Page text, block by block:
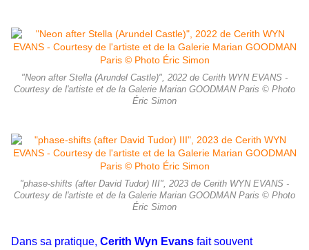
"Neon after Stella (Arundel Castle)", 2022 de Cerith WYN EVANS -
Courtesy de l'artiste et de la Galerie Marian GOODMAN Paris © Photo
Éric Simon
"phase-shifts (after David Tudor) III", 2023 de Cerith WYN EVANS -
Courtesy de l'artiste et de la Galerie Marian GOODMAN Paris © Photo
Éric Simon
Dans sa pratique, Cerith Wyn Evans fait souvent